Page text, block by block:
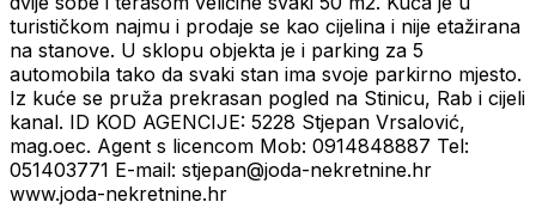
turističkom najmu i prodaje se kao cijelina i nije etažirana
na stanove. U sklopu objekta je i parking za 5
automobila tako da svaki stan ima svoje parkirno mjesto.
Iz kuće se pruža prekrasan pogled na Stinicu, Rab i cijeli
kanal. ID KOD AGENCIJE: 5228 Stjepan Vrsalović,
mag.oec. Agent s licencom Mob: 0914848887 Tel:
051403771 E-mail: stjepan@joda-nekretnine.hr
www.joda-nekretnine.hr